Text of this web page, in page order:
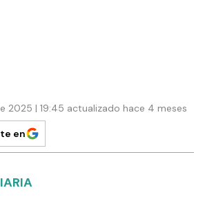
2025 | 19:45 actualizado hace 4 meses
en